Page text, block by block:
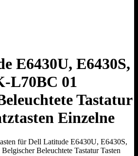
E6430U, E6430S,
L70BC 01
Tastatur
Einzelne
für Dell Latitude E6430U, E6430S,
Beleuchtete Tastatur Tasten